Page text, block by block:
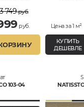
749руб.
руб. Цена за 1 м²
КУПИТЬ
ДЕШЕВЛЕ
103-04